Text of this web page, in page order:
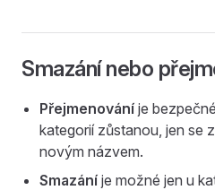
Smazání nebo
Přejmenování je
kategorií zůstanou, jen se
novým názvem.
Smazání je možné jen u